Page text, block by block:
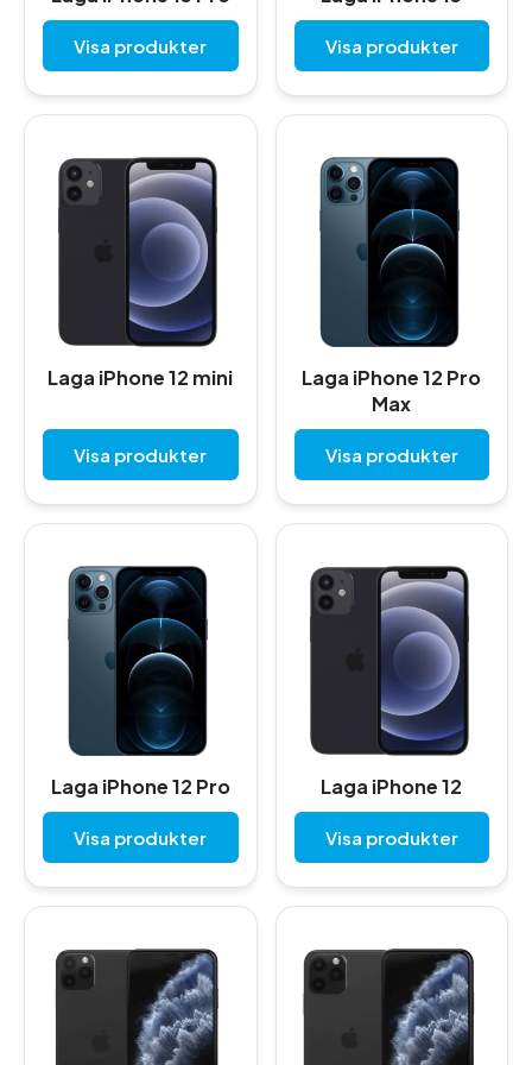
Visa produkter Visa produkter
Laga iPhone 12 mini
Visa produkter
Laga iPhone 12 Pro
Max
Visa produkter
Laga iPhone 12 Pro
Visa produkter
Laga iPhone 12
Visa produkter